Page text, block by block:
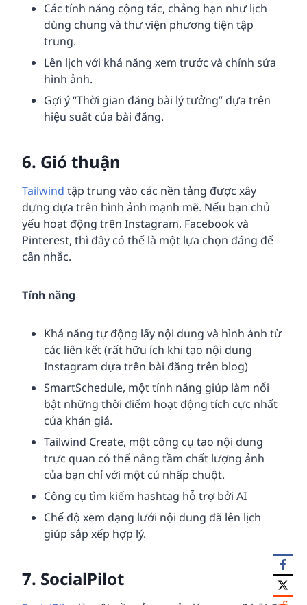
Các tính năng cộng tác, chẳng hạn như lịch
dùng chung và thư viện phương tiện tập
trung.
Lên lịch với khả năng xem trước và chỉnh sửa
hình ảnh.
Gợi ý “Thời gian đăng bài lý tưởng” dựa trên
hiệu suất của bài đăng.
6. Gió thuận
Tailwind tập trung vào các nền tảng được xây
dựng dựa trên hình ảnh mạnh mẽ. Nếu bạn chủ
yếu hoạt động trên Instagram, Facebook và
Pinterest, thì đây có thể là một lựa chọn đáng để
cân nhắc.
Tính năng
Khả năng tự động lấy nội dung và hình ảnh từ
các liên kết (rất hữu ích khi tạo nội dung
Instagram dựa trên bài đăng trên blog)
SmartSchedule, một tính năng giúp làm nổi
bật những thời điểm hoạt động tích cực nhất
của khán giả.
Tailwind Create, một công cụ tạo nội dung
trực quan có thể nâng tầm chất lượng ảnh
của bạn chỉ với một cú nhấp chuột.
Công cụ tìm kiếm hashtag hỗ trợ bởi AI
Chế độ xem dạng lưới nội dung đã lên lịch
giúp sắp xếp hợp lý.
7. SocialPilot